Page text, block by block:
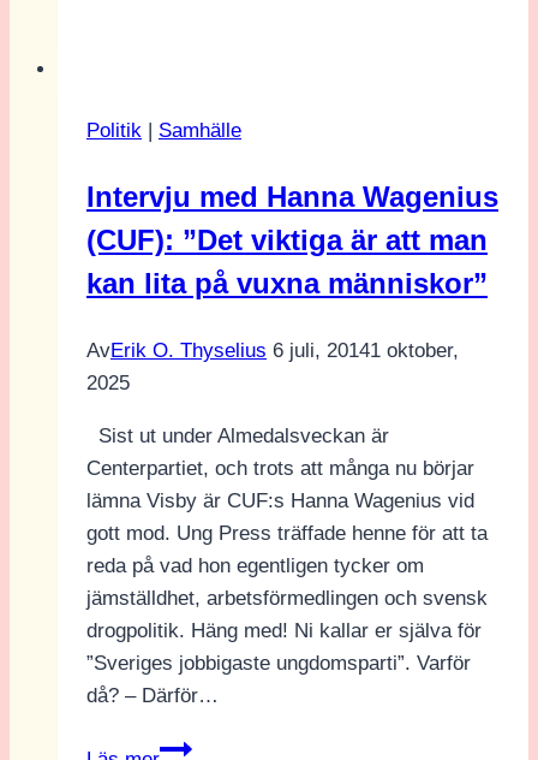
om
röst
i
politiken
Politik | Samhälle
Intervju med Hanna Wagenius
(CUF): ”Det viktiga är att man
kan lita på vuxna människor”
AvErik O. Thyselius 6 juli, 20141 oktober,
2025
Sist ut under Almedalsveckan är
Centerpartiet, och trots att många nu börjar
lämna Visby är CUF:s Hanna Wagenius vid
gott mod. Ung Press träffade henne för att ta
reda på vad hon egentligen tycker om
jämställdhet, arbetsförmedlingen och svensk
drogpolitik. Häng med! Ni kallar er själva för
”Sveriges jobbigaste ungdomsparti”. Varför
då? – Därför…
Intervju